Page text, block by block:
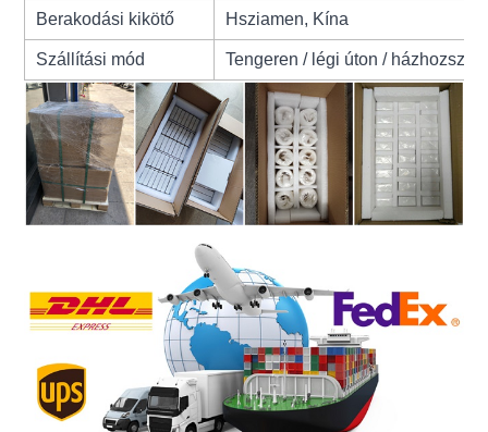
Berakodási kikötő Hsziamen, Kína
Szállítási mód Tengeren / légi úton /